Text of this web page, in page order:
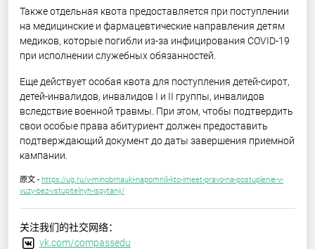
Также отдельная квота предоставляется при поступлении
на медицинские и фармацевтические направления детям
медиков, которые погибли из-за инфицирования COVID-19
при исполнении служебных обязанностей.
Еще действует особая квота для поступления детей-сирот,
детей-инвалидов, инвалидов I и II группы, инвалидов
вследствие военной травмы. При этом, чтобы подтвердить
свои особые права абитуриент должен предоставить
подтверждающий документ до даты завершения приемной
кампании.
原文 - https://ug.ru/v-minobrnauki-napomnili-kto-imeet-pravo-na-postuplenie-v-
vuzy-bez-vstupitelnyh-ispytanij/
关注我们的社交网络：
vk.com/compassedu